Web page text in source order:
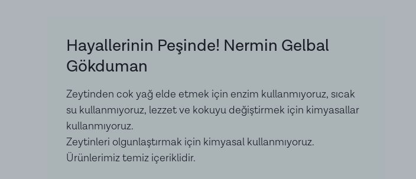
Hayallerinin Peşinde! Nermin Gelbal
Gökduman
Zeytinden cok yağ elde etmek için enzim kullanmıyoruz, sıcak
su kullanmıyoruz, lezzet ve kokuyu değiştirmek için kimyasallar
kullanmıyoruz.
Zeytinleri olgunlaştırmak için kimyasal kullanmıyoruz.
Ürünlerimiz temiz içeriklidir.